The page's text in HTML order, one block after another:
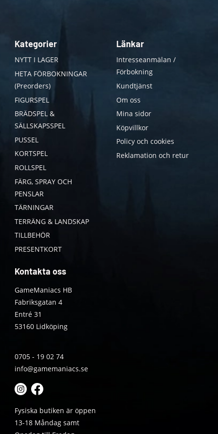
Kategorier
NYTT I LAGER
HETA FÖRBOKNINGAR
(Preorders)
FIGURSPEL
BRÄDSPEL &
SÄLLSKAPSSPEL
PUSSEL
KORTSPEL
ROLLSPEL
FÄRG, SPRAY OCH
PENSLAR
TÄRNINGAR
TERRÄNG & LANDSKAP
TILLBEHÖR
PRESENTKORT
Länkar
Intresseanmälan /
Förbokning
Kundtjänst
Om oss
Mina sidor
Köpvillkor
Policy och cookies
Reklamation och retur
Kontakta oss
GameManiacs HB
Fabriksgatan 4
Entré 31
53160 Lidköping
0705 - 19 02 74
info@gamemaniacs.se
Fysiska butiken är öppen
13-18 Måndag samt